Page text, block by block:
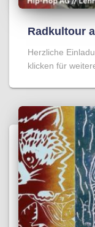
Radkultour
Herzliche
klicken für